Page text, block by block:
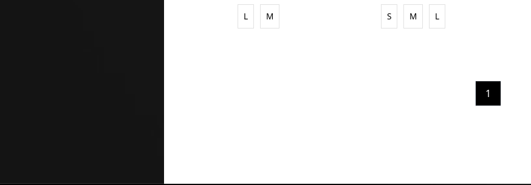
L M S M L
1